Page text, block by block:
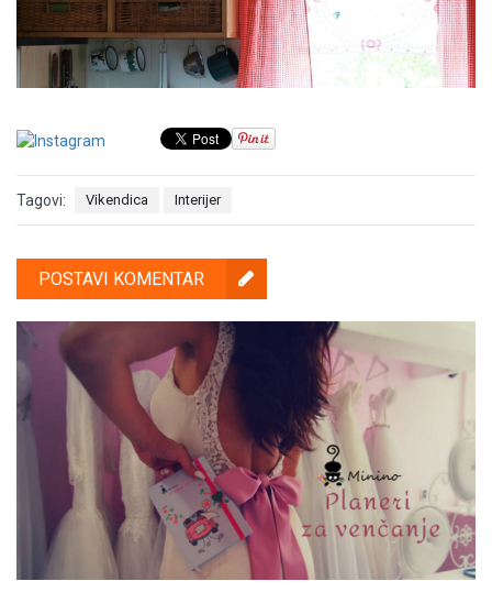
Tagovi: Vikendica Interijer
POSTAVI KOMENTAR